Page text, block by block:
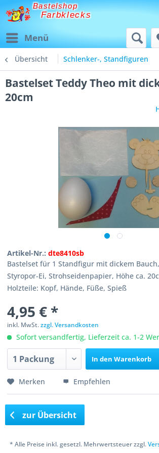
Bastelshop
Farbklecks
Menü
Übersicht Schlenker-, Standfiguren
Bastelset Teddy Theo mit
20cm
Artikel-Nr.:dte8410sb
Bastelset für 1 Standfigur mit dickem
Styropor-Ei, Strohseidenpapier, Höhe ca.
Holzteile: Kopf, Hände, Füße, Spieß
4,95 € *
inkl. MwSt.zzgl. Versandkosten
Sofort versandfertig, Lieferzeit ca. 1-2
In den Warenkorb
Merken Empfehlen
zur Übersicht
* Alle Preise inkl. gesetzl. Mehrwertsteuer zzgl.